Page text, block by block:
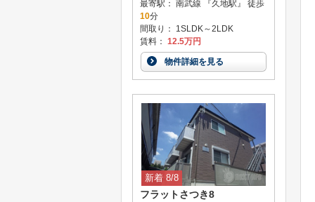
最寄駅： 南武線 『久地駅』 徒歩
10分
間取り： 1SLDK～2LDK
賃料： 12.5万円
物件詳細を見る
新着 8/8
フラットさつき8